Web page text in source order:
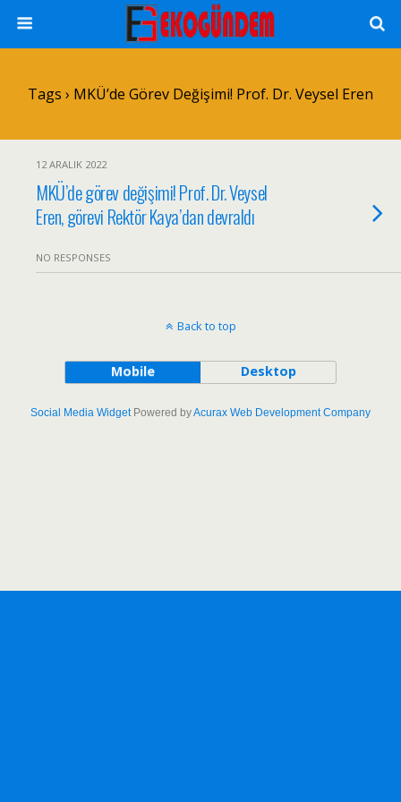
Tags › MKÜ’de Görev Değişimi! Prof. Dr. Veysel Eren
12 ARALIK 2022
MKÜ’de görev değişimi! Prof. Dr. Veysel
Eren, görevi Rektör Kaya’dan devraldı
NO RESPONSES
Back to top
Mobile Desktop
Social Media WidgetPowered byAcurax Web Development Company